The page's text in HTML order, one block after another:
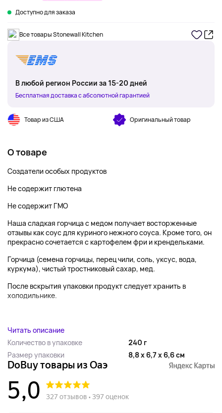
Доступно для заказа
Все товары Stonewall Kitchen
В любой регион России за 15-20 дней
Бесплатная доставка с абсолютной гарантией
Товар из США Оригинальный товар
О товаре
Создатели особых продуктов
Не содержит глютена
Не содержит ГМО
Наша сладкая горчица с медом получает восторженные
отзывы как соус для куриного нежного соуса. Кроме того, он
прекрасно сочетается с картофелем фри и крендельками.
Горчица (семена горчицы, перец чили, соль, уксус, вода,
куркума), чистый тростниковый сахар, мед.
После вскрытия упаковки продукт следует хранить в
холодильнике.
Читать описание
Количество в упаковке
240 г
Размер упаковки
8,8 x 6,7 x 6,6 см